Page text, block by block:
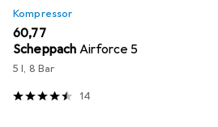
Kompressor
EUR
60,77
Scheppach Airforce 5
5 l, 8 Bar
14